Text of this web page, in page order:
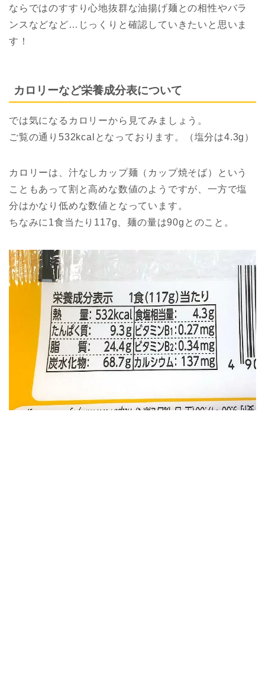
ならではのすすり心地抜群な油揚げ麺との相性やバラ
ンスなどなど…じっくりと確認していきたいと思いま
す！
カロリーなど栄養成分表について
では気になるカロリーから見てみましょう。
ご覧の通り532kcalとなっております。（塩分は4.3g）
カロリーは、汁なしカップ麺（カップ焼そば）という
こともあって割と高めな数値のようですが、一方で塩
分はかなり低めな数値となっています。
ちなみに1食当たり117g、麺の量は90gとのこと。